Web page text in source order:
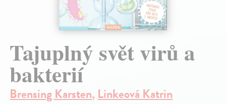
Tajuplný svět virů a
bakterií
Brensing Karsten,Linkeová Katrin